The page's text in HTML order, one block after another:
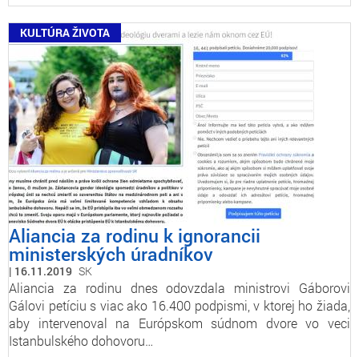
KULTÚRA ŽIVOTA
Aliancia za rodinu k ignorancii
ministerských úradníkov
16.11.2019 SK
Aliancia za rodinu dnes odovzdala ministrovi Gáborovi
Gálovi petíciu s viac ako 16.400 podpismi, v ktorej ho žiada,
aby intervenoval na Európskom súdnom dvore vo veci
Istanbulského dohovoru…